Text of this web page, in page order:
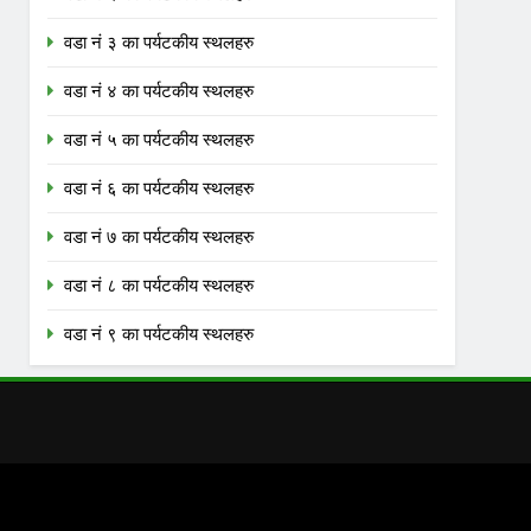
वडा नं ३ का पर्यटकीय स्थलहरु
वडा नं ४ का पर्यटकीय स्थलहरु
वडा नं ५ का पर्यटकीय स्थलहरु
वडा नं ६ का पर्यटकीय स्थलहरु
वडा नं ७ का पर्यटकीय स्थलहरु
वडा नं ८ का पर्यटकीय स्थलहरु
वडा नं ९ का पर्यटकीय स्थलहरु